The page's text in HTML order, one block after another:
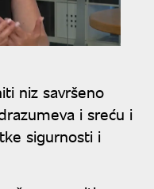
niz savršeno
i sreću i
sigurnosti i